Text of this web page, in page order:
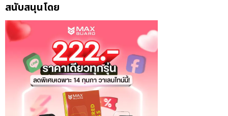
สนับสนุนโดย